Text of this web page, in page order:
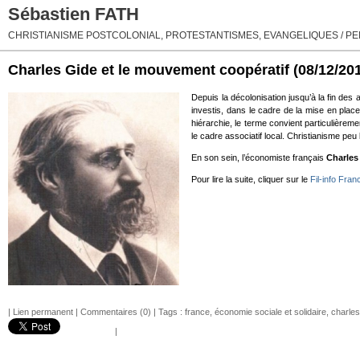
Sébastien FATH
CHRISTIANISME POSTCOLONIAL, PROTESTANTISMES, EVANGELIQUES /
Charles Gide et le mouvement coopératif (08/12/
Depuis la décolonisation jusqu’à la fin
investis, dans le cadre de la mise en
hiérarchie, le terme convient
le cadre associatif local. Christianisme
En son sein, l’économiste françaisCharles
Pour lire la suite, cliquer sur le Fil-info
| Lien permanent | Commentaires (0) | Tags : france économie sociale et solidaire
|